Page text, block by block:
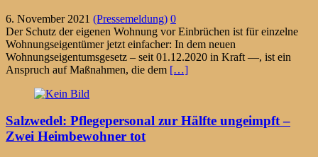
6. November 2021 (Pressemeldung) 0
Der Schutz der eigenen Wohnung vor Einbrüchen ist für einzelne
Wohnungseigentümer jetzt einfacher: In dem neuen
Wohnungseigentumsgesetz – seit 01.12.2020 in Kraft —, ist ein
Anspruch auf Maßnahmen, die dem […]
Salzwedel: Pflegepersonal zur Hälfte ungeimpft –
Zwei Heimbewohner tot